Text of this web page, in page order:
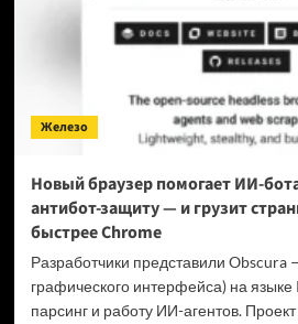
инструмент,
который
на
токены
раз
Железо
Новый браузер помогает ИИ-
антибот-защиту — и грузит
быстрее Chrome
Разработчики представили Obscura
графического интерфейса) на языке
парсинг и работу ИИ-агентов.